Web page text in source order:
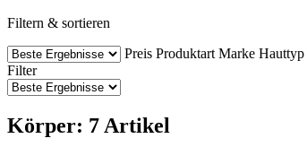
Filtern & sortieren
Preis Produktart Marke Hauttyp
Filter
Körper: 7 Artikel